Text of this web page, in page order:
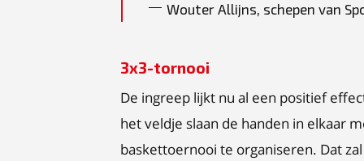
Wouter Allijns, schepen van
3x3-tornooi
De ingreep lijkt nu al een positief
het veldje slaan de handen in elkaar
baskettoernooi te organiseren. Dat